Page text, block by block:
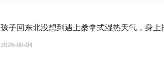
孩子回东北没想到遇上桑拿式湿热天气，身上
2026-08-04